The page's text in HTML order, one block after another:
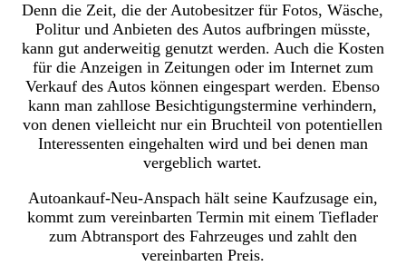
Denn die Zeit, die der Autobesitzer für Fotos, Wäsche,
Politur und Anbieten des Autos aufbringen müsste,
kann gut anderweitig genutzt werden. Auch die Kosten
für die Anzeigen in Zeitungen oder im Internet zum
Verkauf des Autos können eingespart werden. Ebenso
kann man zahllose Besichtigungstermine verhindern,
von denen vielleicht nur ein Bruchteil von potentiellen
Interessenten eingehalten wird und bei denen man
vergeblich wartet.
Autoankauf-Neu-Anspach hält seine Kaufzusage ein,
kommt zum vereinbarten Termin mit einem Tieflader
zum Abtransport des Fahrzeuges und zahlt den
vereinbarten Preis.